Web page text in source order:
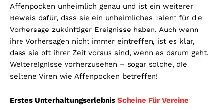
Affenpocken unheimlich genau und ist ein weiterer
Beweis dafür, dass sie ein unheimliches Talent für die
Vorhersage zukünftiger Ereignisse haben. Auch wenn
ihre Vorhersagen nicht immer eintreffen, ist es klar,
dass sie oft ihrer Zeit voraus sind, wenn es darum geht,
Weltereignisse vorherzusehen – sogar solche, die
seltene Viren wie Affenpocken betreffen!
Erstes Unterhaltungserlebnis Scheine Für Vereine